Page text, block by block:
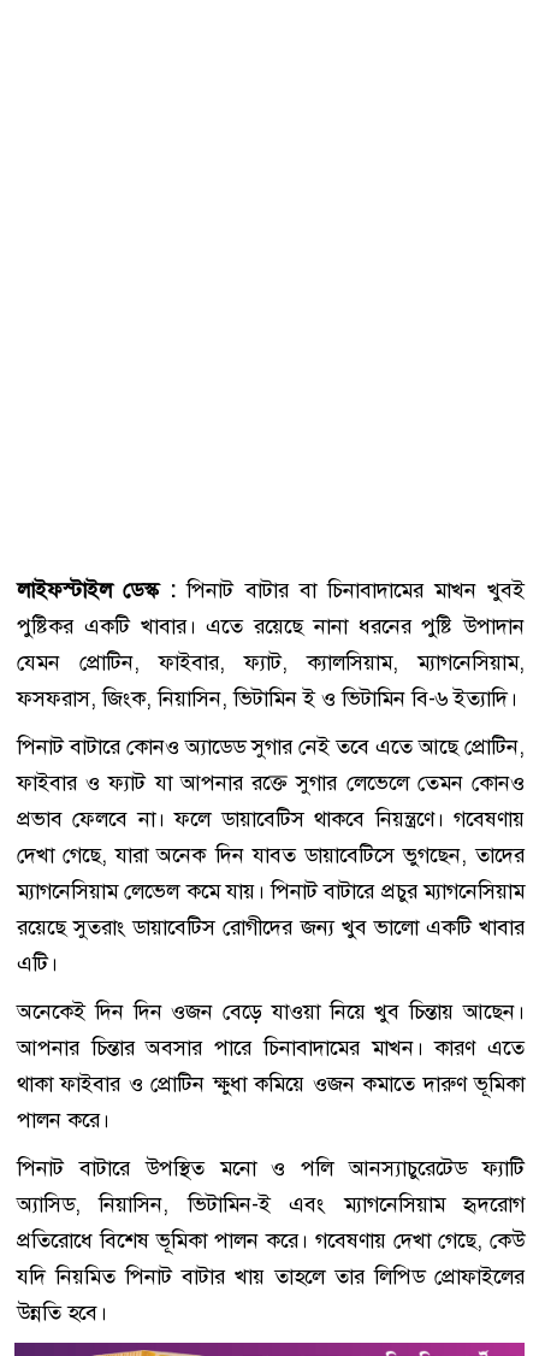
লাইফস্টাইল ডেস্ক :পিনাট বাটার বা চিনাবাদামের মাখন খুবই
পুষ্টিকর একটি খাবার। এতে রয়েছে নানা ধরনের পুষ্টি উপাদান
যেমন প্রোটিন, ফাইবার, ফ্যাট, ক্যালসিয়াম, ম্যাগনেসিয়াম,
ফসফরাস, জিংক, নিয়াসিন, ভিটামিন ই ও ভিটামিন বি-৬ ইত্যাদি।
পিনাট বাটারে কোনও অ্যাডেড সুগার নেই তবে এতে আছে প্রোটিন,
ফাইবার ও ফ্যাট যা আপনার রক্তে সুগার লেভেলে তেমন কোনও
প্রভাব ফেলবে না। ফলে ডায়াবেটিস থাকবে নিয়ন্ত্রণে। গবেষণায়
দেখা গেছে, যারা অনেক দিন যাবত ডায়াবেটিসে ভুগছেন, তাদের
ম্যাগনেসিয়াম লেভেল কমে যায়। পিনাট বাটারে প্রচুর ম্যাগনেসিয়াম
রয়েছে সুতরাং ডায়াবেটিস রোগীদের জন্য খুব ভালো একটি খাবার
এটি।
অনেকেই দিন দিন ওজন বেড়ে যাওয়া নিয়ে খুব চিন্তায় আছেন।
আপনার চিন্তার অবসার পারে চিনাবাদামের মাখন। কারণ এতে
থাকা ফাইবার ও প্রোটিন ক্ষুধা কমিয়ে ওজন কমাতে দারুণ ভূমিকা
পালন করে।
পিনাট বাটারে উপস্থিত মনো ও পলি আনস্যাচুরেটেড ফ্যাটি
অ্যাসিড, নিয়াসিন, ভিটামিন-ই এবং ম্যাগনেসিয়াম হৃদরোগ
প্রতিরোধে বিশেষ ভূমিকা পালন করে। গবেষণায় দেখা গেছে, কেউ
যদি নিয়মিত পিনাট বাটার খায় তাহলে তার লিপিড প্রোফাইলের
উন্নতি হবে।